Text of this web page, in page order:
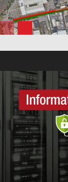
FB Kultur